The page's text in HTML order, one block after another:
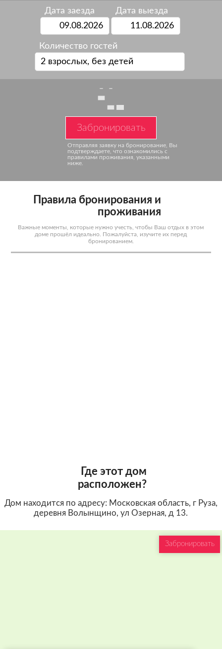
Дата заезда Дата выезда
Количество гостей
2 взрослых, без детей
Забронировать
Отправляя заявку на бронирование, Вы
подтверждаете, что ознакомились с
правилами проживания, указанными
ниже.
Правила бронирования и
проживания
Важные моменты, которые нужно учесть, чтобы Ваш отдых в этом
доме прошёл идеально. Пожалуйста, изучите их перед
бронированием.
Где этот дом
расположен?
Дом находится по адресу: Московская область, г Руза,
деревня Волынщино, ул Озерная, д 13.
Забронировать